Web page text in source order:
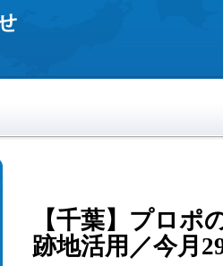
【千葉】プロポ
跡地活用／今月